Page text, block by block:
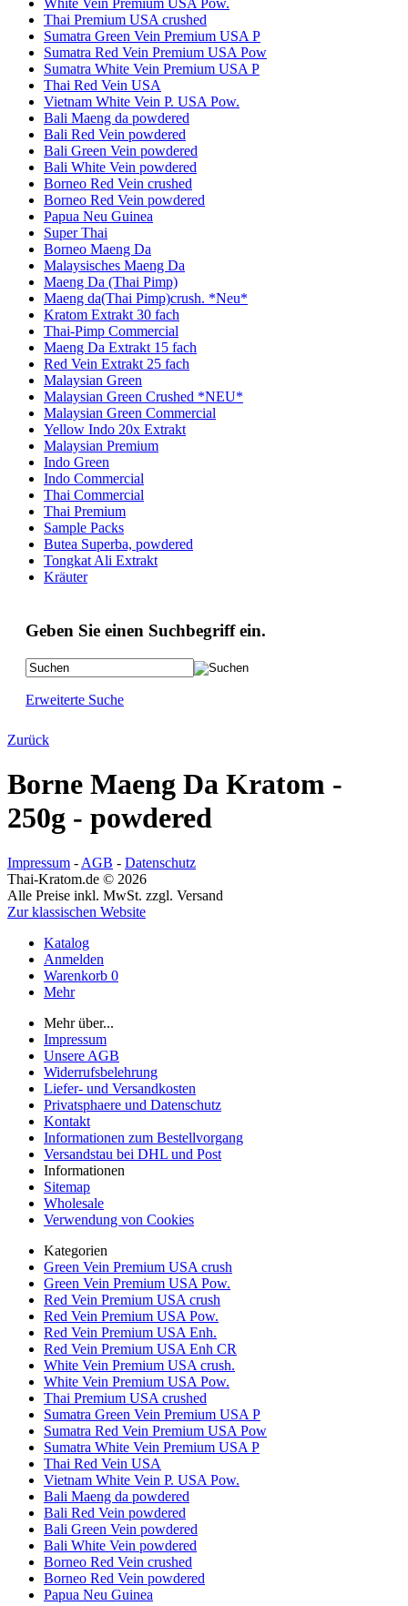
Thai Premium USA crushed
Sumatra Green Vein Premium USA P
Sumatra Red Vein Premium USA Pow
Sumatra White Vein Premium USA P
Thai Red Vein USA
Vietnam White Vein P. USA Pow.
Bali Maeng da powdered
Bali Red Vein powdered
Bali Green Vein powdered
Bali White Vein powdered
Borneo Red Vein crushed
Borneo Red Vein powdered
Papua Neu Guinea
Super Thai
Borneo Maeng Da
Malaysisches Maeng Da
Maeng Da (Thai Pimp)
Maeng da(Thai Pimp)crush. *Neu*
Kratom Extrakt 30 fach
Thai-Pimp Commercial
Maeng Da Extrakt 15 fach
Red Vein Extrakt 25 fach
Malaysian Green
Malaysian Green Crushed *NEU*
Malaysian Green Commercial
Yellow Indo 20x Extrakt
Malaysian Premium
Indo Green
Indo Commercial
Thai Commercial
Thai Premium
Sample Packs
Butea Superba, powdered
Tongkat Ali Extrakt
Kräuter
Geben Sie einen Suchbegriff ein.
Erweiterte Suche
Zurück
Borne Maeng Da Kratom -
250g - powdered
Impressum - AGB - Datenschutz
Thai-Kratom.de © 2026
Alle Preise inkl. MwSt. zzgl. Versand
Zur klassischen Website
Katalog
Anmelden
Warenkorb 0
Mehr
Mehr über...
Impressum
Unsere AGB
Widerrufsbelehrung
Liefer- und Versandkosten
Privatsphaere und Datenschutz
Kontakt
Informationen zum Bestellvorgang
Versandstau bei DHL und Post
Informationen
Sitemap
Wholesale
Verwendung von Cookies
Kategorien
Green Vein Premium USA crush
Green Vein Premium USA Pow.
Red Vein Premium USA crush
Red Vein Premium USA Pow.
Red Vein Premium USA Enh.
Red Vein Premium USA Enh CR
White Vein Premium USA crush.
White Vein Premium USA Pow.
Thai Premium USA crushed
Sumatra Green Vein Premium USA P
Sumatra Red Vein Premium USA Pow
Sumatra White Vein Premium USA P
Thai Red Vein USA
Vietnam White Vein P. USA Pow.
Bali Maeng da powdered
Bali Red Vein powdered
Bali Green Vein powdered
Bali White Vein powdered
Borneo Red Vein crushed
Borneo Red Vein powdered
Papua Neu Guinea